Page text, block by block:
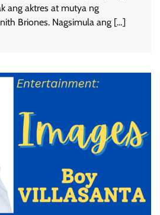
ang aktres at mutya ng
Briones. Nagsimula ang […]